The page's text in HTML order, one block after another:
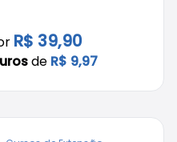
R$ 39,90
de R$ 9,97